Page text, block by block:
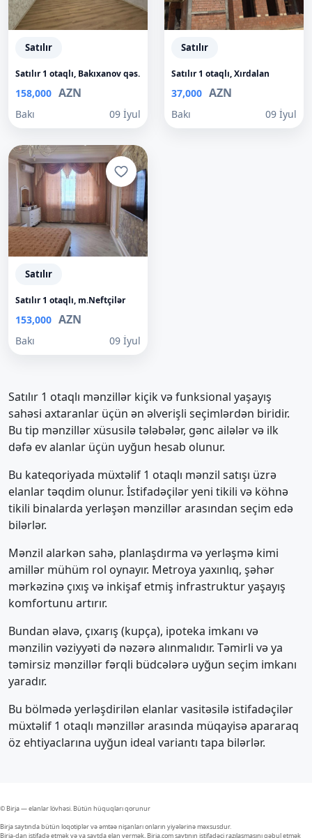
Satılır
Satılır 1 otaqlı, Bakıxanov qəs.
158,000 AZN
Bakı 09 İyul
Satılır
Satılır 1 otaqlı, Xırdalan
37,000 AZN
Bakı 09 İyul
Satılır
Satılır 1 otaqlı, m.Neftçilər
153,000 AZN
Bakı 09 İyul
Satılır 1 otaqlı mənzillər kiçik və funksional yaşayış
sahəsi axtaranlar üçün ən əlverişli seçimlərdən biridir.
Bu tip mənzillər xüsusilə tələbələr, gənc ailələr və ilk
dəfə ev alanlar üçün uyğun hesab olunur.
Bu kateqoriyada müxtəlif 1 otaqlı mənzil satışı üzrə
elanlar təqdim olunur. İstifadəçilər yeni tikili və köhnə
tikili binalarda yerləşən mənzillər arasından seçim edə
bilərlər.
Mənzil alarkən sahə, planlaşdırma və yerləşmə kimi
amillər mühüm rol oynayır. Metroya yaxınlıq, şəhər
mərkəzinə çıxış və inkişaf etmiş infrastruktur yaşayış
komfortunu artırır.
Bundan əlavə, çıxarış (kupça), ipoteka imkanı və
mənzilin vəziyyəti də nəzərə alınmalıdır. Təmirli və ya
təmirsiz mənzillər fərqli büdcələrə uyğun seçim imkanı
yaradır.
Bu bölmədə yerləşdirilən elanlar vasitəsilə istifadəçilər
müxtəlif 1 otaqlı mənzillər arasında müqayisə apararaq
öz ehtiyaclarına uyğun ideal variantı tapa bilərlər.
© Birja — elanlar lövhəsi. Bütün hüquqları qorunur
Birja saytında bütün loqotiplər və əmtəə nişanları onların yiyələrinə məxsusdur.
Birja-dan istifadə etmək və ya saytda elan vermək, Birja.com saytının istifadəçi razılaşmasını qəbul etmək